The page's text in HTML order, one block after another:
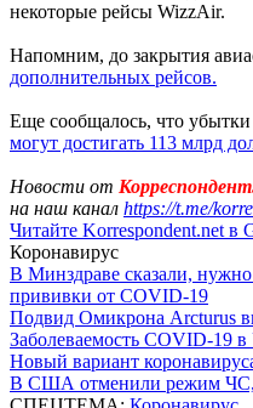
некоторые рейсы WizzAir.
Напомним, до закрытия
дополнительных рейсов.
Еще сообщалось, что
могут достигать 113 млрд
Новости от
на наш канал https://t.me/
Читайте Korrespondent.net в
Коронавирус
В Минздраве сказали,
прививки от COVID-19
Подвид Омикрона Arcturus
Заболеваемость COVID-19
Новый вариант
В США отменили режим ЧС,